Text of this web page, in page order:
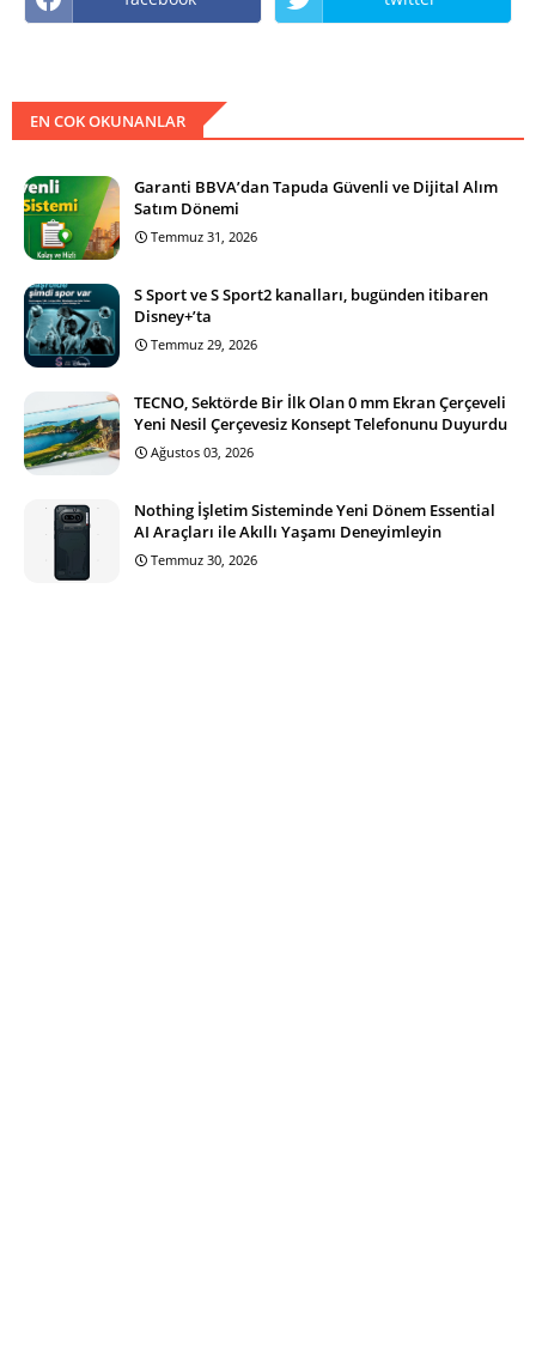
EN COK OKUNANLAR
Garanti BBVA’dan Tapuda Güvenli ve Dijital Alım
Satım Dönemi
Temmuz 31, 2026
S Sport ve S Sport2 kanalları, bugünden itibaren
Disney+’ta
Temmuz 29, 2026
TECNO, Sektörde Bir İlk Olan 0 mm Ekran Çerçeveli
Yeni Nesil Çerçevesiz Konsept Telefonunu Duyurdu
Ağustos 03, 2026
Nothing İşletim Sisteminde Yeni Dönem Essential
AI Araçları ile Akıllı Yaşamı Deneyimleyin
Temmuz 30, 2026